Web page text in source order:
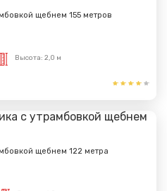
щебнем 155 метров
Высота: 2,0 м
щебнем 122 метра